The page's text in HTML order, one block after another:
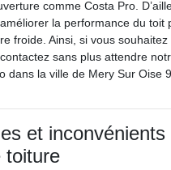
comme Costa Pro.
la performance du toit
froide. Ainsi, si vous
sans plus attendre
dans la ville de Mery Sur Oise
et inconvénients
toiture